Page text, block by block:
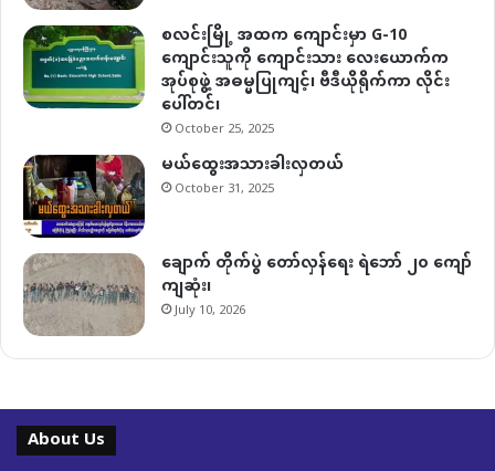
စလင်းမြို့ အထက ကျောင်းမှာ G-10
ကျောင်းသူကို ကျောင်းသား လေးယောက်က
အုပ်စုဖွဲ့ အဓမ္မပြုကျင့်၊ ဗီဒီယိုရိုက်ကာ လိုင်း
ပေါ်တင်၊
October 25, 2025
မယ်ထွေးအသားခါးလှတယ်
October 31, 2025
ချောက် တိုက်ပွဲ တော်လှန်ရေး ရဲဘော် ၂၀ ကျော်
ကျဆုံး၊
July 10, 2026
About Us